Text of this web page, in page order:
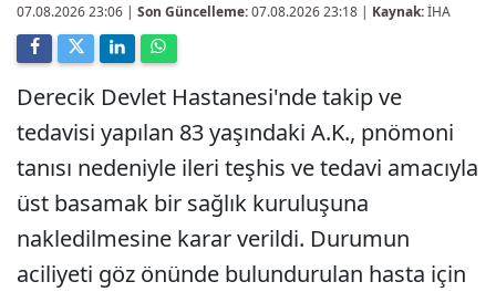
07.08.2026 23:06 | Son Güncelleme:07.08.2026 23:18 | Kaynak:İHA
Derecik Devlet Hastanesi'nde takip ve
tedavisi yapılan 83 yaşındaki A.K., pnömoni
tanısı nedeniyle ileri teşhis ve tedavi amacıyla
üst basamak bir sağlık kuruluşuna
nakledilmesine karar verildi. Durumun
aciliyeti göz önünde bulundurulan hasta için